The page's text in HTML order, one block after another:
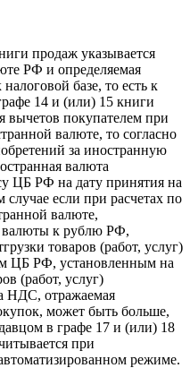
продаж указывается
РФ и определяемая
базе, то есть к
14 и (или) 15 книги
вычетов покупателем при
валюте, то согласно
за иностранную
валюта
ЦБ РФ на дату принятия на
случае если при расчетах по
валюте,
валюты к рублю РФ,
товаров (работ, услуг)
ЦБ РФ, установленным на
(работ, услуг)
НДС, отражаемая
может быть больше,
в графе 17 и (или) 18
при
режиме.